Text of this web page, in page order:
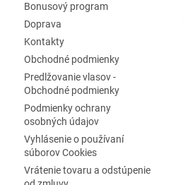
Bonusový program
Doprava
Kontakty
Obchodné podmienky
Predlžovanie vlasov -
Obchodné podmienky
Podmienky ochrany
osobných údajov
Vyhlásenie o používaní
súborov Cookies
Vrátenie tovaru a odstúpenie